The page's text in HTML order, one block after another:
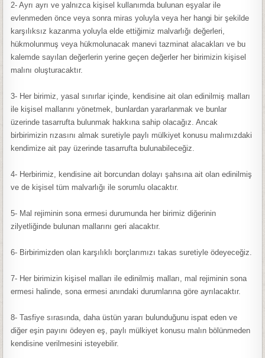
2- Ayrı ayrı ve yalnızca kişisel kullanımda bulunan eşyalar ile
evlenmeden önce veya sonra miras yoluyla veya her hangi bir şekilde
karşılıksız kazanma yoluyla elde ettiğimiz malvarlığı değerleri,
hükmolunmuş veya hükmolunacak manevi tazminat alacakları ve bu
kalemde sayılan değerlerin yerine geçen değerler her birimizin kişisel
malını oluşturacaktır.
3- Her birimiz, yasal sınırlar içinde, kendisine ait olan edinilmiş malları
ile kişisel mallarını yönetmek, bunlardan yararlanmak ve bunlar
üzerinde tasarrufta bulunmak hakkına sahip olacağız. Ancak
birbirimizin rızasını almak suretiyle paylı mülkiyet konusu malımızdaki
kendimize ait pay üzerinde tasarrufta bulunabileceğiz.
4- Herbirimiz, kendisine ait borcundan dolayı şahsına ait olan edinilmiş
ve de kişisel tüm malvarlığı ile sorumlu olacaktır.
5- Mal rejiminin sona ermesi durumunda her birimiz diğerinin
zilyetliğinde bulunan mallarını geri alacaktır.
6- Birbirimizden olan karşılıklı borçlarımızı takas suretiyle ödeyeceğiz.
7- Her birimizin kişisel malları ile edinilmiş malları, mal rejiminin sona
ermesi halinde, sona ermesi anındaki durumlarına göre ayrılacaktır.
8- Tasfiye sırasında, daha üstün yararı bulunduğunu ispat eden ve
diğer eşin payını ödeyen eş, paylı mülkiyet konusu malın bölünmeden
kendisine verilmesini isteyebilir.